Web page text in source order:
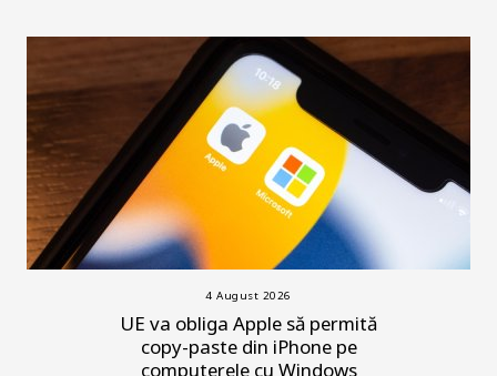
4 August 2026
UE va obliga Apple să permită
copy-paste din iPhone pe
computerele cu Windows